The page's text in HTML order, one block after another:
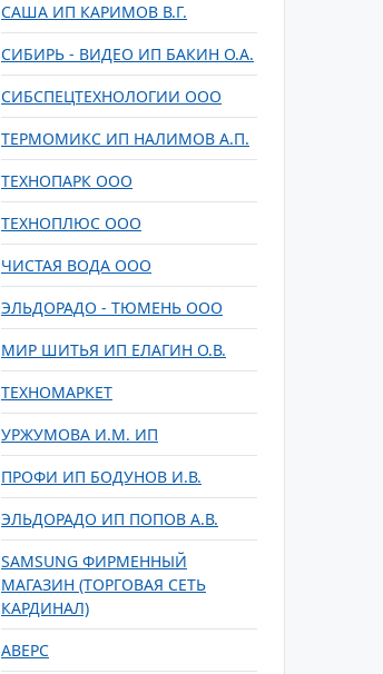
САША ИП КАРИМОВ В.Г.
СИБИРЬ - ВИДЕО ИП БАКИН О.А.
СИБСПЕЦТЕХНОЛОГИИ ООО
ТЕРМОМИКС ИП НАЛИМОВ А.П.
ТЕХНОПАРК ООО
ТЕХНОПЛЮС ООО
ЧИСТАЯ ВОДА ООО
ЭЛЬДОРАДО - ТЮМЕНЬ ООО
МИР ШИТЬЯ ИП ЕЛАГИН О.В.
ТЕХНОМАРКЕТ
УРЖУМОВА И.М. ИП
ПРОФИ ИП БОДУНОВ И.В.
ЭЛЬДОРАДО ИП ПОПОВ А.В.
SAMSUNG ФИРМЕННЫЙ
МАГАЗИН (ТОРГОВАЯ СЕТЬ
КАРДИНАЛ)
АВЕРС